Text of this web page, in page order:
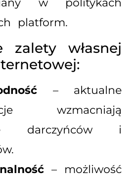
w politykach
platform.
zalety własnej
– aktualne
wzmacniają
darczyńców i
– możliwość